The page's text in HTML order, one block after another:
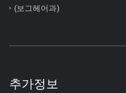
(보그헤어과)
추가정보